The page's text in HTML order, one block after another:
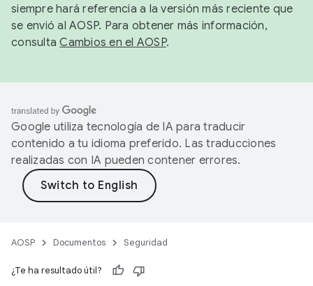
siempre hará referencia a la versión más reciente que
se envió al AOSP. Para obtener más información,
consultaCambios en el AOSP.
Google utiliza tecnología de IA para traducir
contenido a tu idioma preferido. Las traducciones
realizadas con IA pueden contener errores.
AOSP Documentos Seguridad
¿Te ha resultado útil?